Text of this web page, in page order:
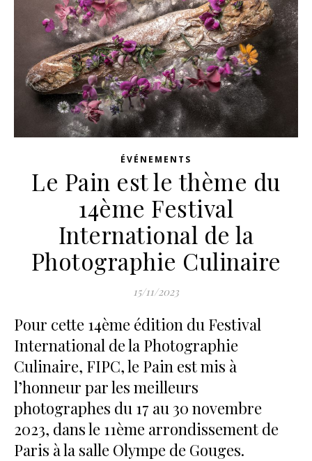
ÉVÉNEMENTS
Le Pain est le thème du
14ème Festival
International de la
Photographie Culinaire
15/11/2023
Pour cette 14ème édition du Festival
International de la Photographie
Culinaire, FIPC, le Pain est mis à
l’honneur par les meilleurs
photographes du 17 au 30 novembre
2023, dans le 11ème arrondissement de
Paris à la salle Olympe de Gouges.